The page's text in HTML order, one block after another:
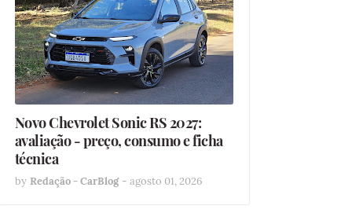
Novo Chevrolet Sonic RS 2027:
avaliação - preço, consumo e ficha
técnica
by Redação - CarBlog - agosto 01, 2026